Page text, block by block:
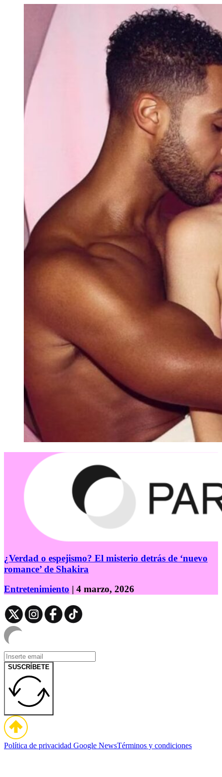
¿Verdad o espejismo? El misterio detrás de ‘nuevo
romance’ de Shakira
Entretenimiento | 4 marzo, 2026
SUSCRÍBETE
Política de privacidad Google NewsTérminos y condiciones